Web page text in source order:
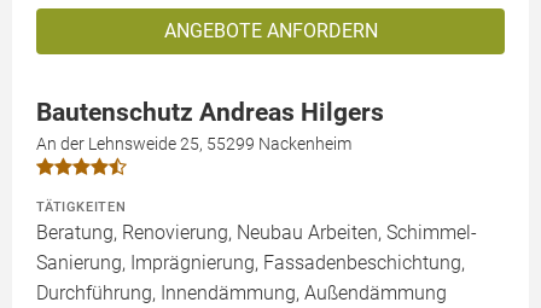
ANGEBOTE ANFORDERN
Bautenschutz Andreas Hilgers
An der Lehnsweide 25, 55299 Nackenheim
TÄTIGKEITEN
Beratung, Renovierung, Neubau Arbeiten, Schimmel-
Sanierung, Imprägnierung, Fassadenbeschichtung,
Durchführung, Innendämmung, Außendämmung